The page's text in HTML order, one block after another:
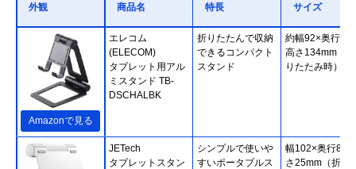
外観 商品名 特長 サイズ
Amazonで見る
エレコム
(ELECOM)
タブレット用アル
ミスタンド TB-
DSCHALBK
折りたたんで収納
できるコンパクト
スタンド
約幅92×奥行
高さ134mm（折
りたたみ時）
JETech
タブレットスタン
シンプルで使いや
すいポータブルス
幅102×奥行86×
さ25mm（折り